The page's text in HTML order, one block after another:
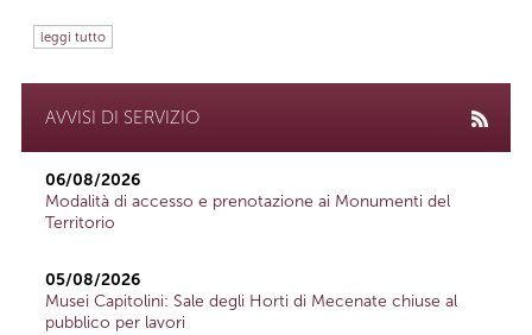
leggi tutto
AVVISI DI SERVIZIO
06/08/2026
Modalità di accesso e prenotazione ai Monumenti del
Territorio
05/08/2026
Musei Capitolini: Sale degli Horti di Mecenate chiuse al
pubblico per lavori